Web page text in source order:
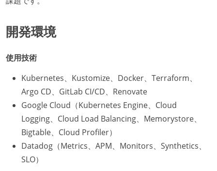
開発環境
使用技術
Kubernetes、Kustomize、Docker、Terraform、
Argo CD、GitLab CI/CD、Renovate
Google Cloud（Kubernetes Engine、Cloud
Logging、Cloud Load Balancing、Memorystore、
Bigtable、Cloud Profiler）
Datadog（Metrics、APM、Monitors、Synthetics、
SLO）